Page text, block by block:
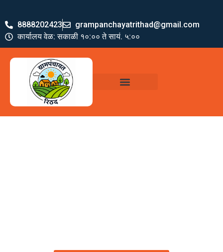
8888202423
grampanchayatrithad@gmail.com
कार्यालय वेळ: सकाळी १०:०० ते सायं. ५:००